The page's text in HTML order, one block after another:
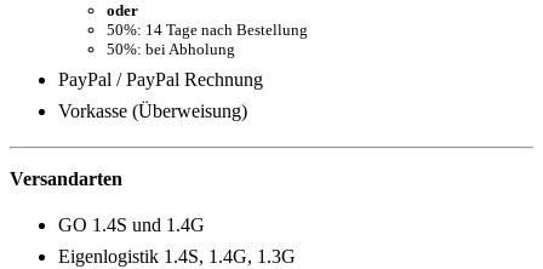
oder
50%: 14 Tage nach Bestellung
50%: bei Abholung
PayPal / PayPal Rechnung
Vorkasse (Überweisung)
Versandarten
GO 1.4S und 1.4G
Eigenlogistik 1.4S, 1.4G, 1.3G